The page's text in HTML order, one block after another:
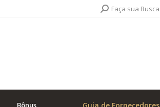
Search:Faça sua Busca
Bônus